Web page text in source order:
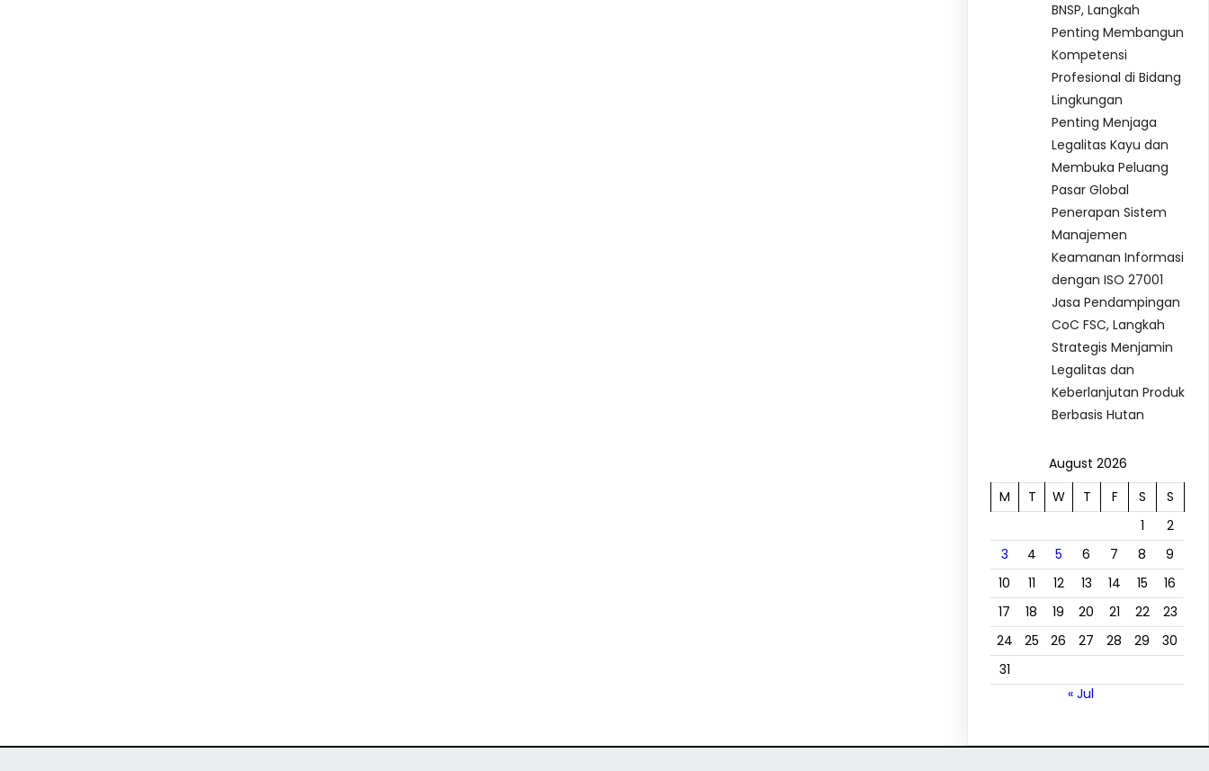
BNSP, Langkah
Penting Membangun
Kompetensi
Profesional di Bidang
Lingkungan
Penting Menjaga
Legalitas Kayu dan
Membuka Peluang
Pasar Global
Penerapan Sistem
Manajemen
Keamanan Informasi
dengan ISO 27001
Jasa Pendampingan
CoC FSC, Langkah
Strategis Menjamin
Legalitas dan
Keberlanjutan Produk
Berbasis Hutan
August 2026
M
T W T F S
S
1
2
3
4 5 6 7 8
9
10
11 12 13 14 15
16
17
18 19 20 21 22
23
24
25 26 27 28 29
30
31
« Jul